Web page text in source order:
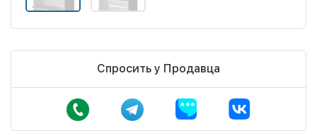
Спросить у Продавца